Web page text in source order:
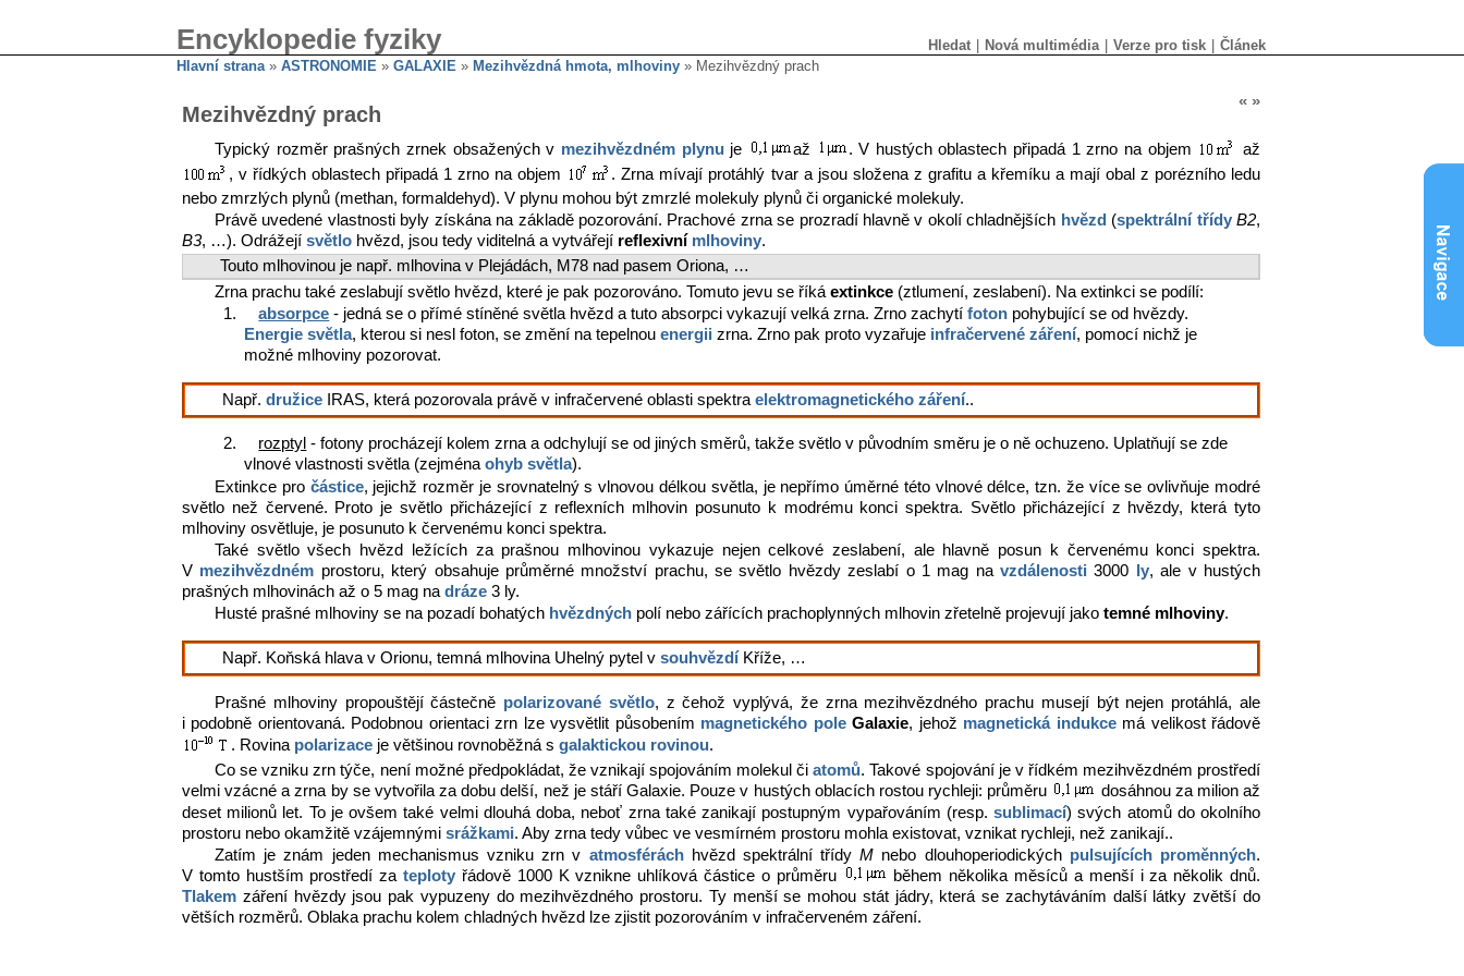
Encyklopedie fyziky Hledat Nová multimédia Verze pro tisk
Článek
Hlavní strana» ASTRONOMIE » GALAXIE » Mezihvězdná hmota, mlhoviny » Mezihvězdný prach
« »
Mezihvězdný prach
Typický rozměr prašných zrnek obsažených v mezihvězdném plynuje až . V hustých oblastech připadá 1 zrno na objem
až
, v řídkých oblastech připadá 1 zrno na objem
. Zrna mívají protáhlý tvar a jsou složena z grafitu a křemíku a mají obal z porézního ledu
nebo zmrzlých plynů (methan, formaldehyd). V plynu mohou být zmrzlé molekuly plynů či organické molekuly.
Právě uvedené vlastnosti byly získána na základě pozorování. Prachové zrna se prozradí hlavně v okolí chladnějších hvězd (spektrální třídy B2,
B3, …). Odrážejí světlo hvězd, jsou tedy viditelná a vytvářejí reflexivní mlhoviny.
Touto mlhovinou je např. mlhovina v Plejádách, M78 nad pasem Oriona, …
Zrna prachu také zeslabují světlo hvězd, které je pak pozorováno. Tomuto jevu se říká extinkce (ztlumení, zeslabení). Na extinkci se podílí:
1.absorpce - jedná se o přímé stíněné světla hvězd a tuto absorpci vykazují velká zrna. Zrno zachytífoton pohybující se od hvězdy.
Energie světla, kterou si nesl foton, se změní na tepelnouenergii zrna. Zrno pak proto vyzařuje infračervené záření, pomocí nichž je
možné mlhoviny pozorovat.
Např. družice IRAS, která pozorovala právě v infračervené oblasti spektra elektromagnetického záření..
2. rozptyl - fotony procházejí kolem zrna a odchylují se od jiných směrů, takže světlo v původním směru je o ně ochuzeno. Uplatňují se zde
vlnové vlastnosti světla (zejménaohyb světla).
Extinkce pro částice, jejichž rozměr je srovnatelný s vlnovou délkou světla, je nepřímo úměrné této vlnové délce, tzn. že více se ovlivňuje modré
světlo než červené. Proto je světlo přicházející z reflexních mlhovin posunuto k modrému konci spektra. Světlo přicházející z hvězdy, která tyto
mlhoviny osvětluje, je posunuto k červenému konci spektra.
Také světlo všech hvězd ležících za prašnou mlhovinou vykazuje nejen celkové zeslabení, ale hlavně posun k červenému konci spektra.
V mezihvězdném prostoru, který obsahuje průměrné množství prachu, se světlo hvězdy zeslabí o 1 mag navzdálenosti 3000 ly, ale v hustých
prašných mlhovinách až o 5 mag na dráze 3 ly.
Husté prašné mlhoviny se na pozadí bohatých hvězdných polí nebo zářících prachoplynných mlhovin zřetelně projevují jako temné mlhoviny.
Např. Koňská hlava v Orionu, temná mlhovina Uhelný pytel v souhvězdí Kříže, …
Prašné mlhoviny propouštějí částečně polarizované světlo, z čehož vyplývá, že zrna mezihvězdného prachu musejí být nejen protáhlá, ale
i podobně orientovaná. Podobnou orientaci zrn lze vysvětlit působením magnetického poleGalaxie, jehož magnetická indukcemá velikost řádově
. Rovina polarizace je většinou rovnoběžná s galaktickou rovinou.
Co se vzniku zrn týče, není možné předpokládat, že vznikají spojováním molekul čiatomů. Takové spojování je v řídkém mezihvězdném prostředí
velmi vzácné a zrna by se vytvořila za dobu delší, než je stáří Galaxie. Pouze v hustých oblacích rostou rychleji: průměru
dosáhnou za milion až
deset milionů let. To je ovšem také velmi dlouhá doba, neboť zrna také zanikají postupným vypařováním (resp.sublimací) svých atomů do okolního
prostoru nebo okamžitě vzájemnými srážkami. Aby zrna tedy vůbec ve vesmírném prostoru mohla existovat, vznikat rychleji, než zanikají..
Zatím je znám jeden mechanismus vzniku zrn v atmosféráchhvězd spektrální třídyM nebo dlouhoperiodických pulsujících proměnných.
V tomto hustším prostředí zateploty řádově 1000 K vznikne uhlíková částice o průměru
během několika měsíců a menší i za několik dnů.
Tlakem záření hvězdy jsou pak vypuzeny do mezihvězdného prostoru. Ty menší se mohou stát jádry, která se zachytáváním další látky zvětší do
větších rozměrů. Oblaka prachu kolem chladných hvězd lze zjistit pozorováním v infračerveném záření.